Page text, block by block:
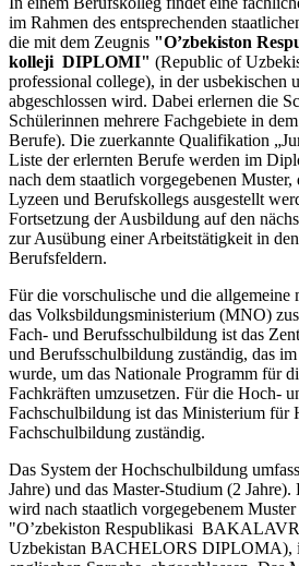
im Rahmen des entsprechenden
die mit dem Zeugnis "O’zbekiston
kolleji DIPLOMI" (Republic of
professional college), in der usbekischen
abgeschlossen wird. Dabei erlernen die
Schülerinnen mehrere Fachgebiete in
Berufe). Die zuerkannte Qualifikation
Liste der erlernten Berufe werden im
nach dem staatlich vorgegebenen
Lyzeen und Berufskollegs ausgestellt
Fortsetzung der Ausbildung auf den
zur Ausübung einer Arbeitstätigkeit in
Berufsfeldern.
Für die vorschulische und die allgemeine
das Volksbildungsministerium (MNO)
Fach- und Berufsschulbildung ist das
und Berufsschulbildung zuständig, das
wurde, um das Nationale Programm für
Fachkräften umzusetzen. Für die Hoch-
Fachschulbildung ist das Ministerium für
Fachschulbildung zuständig.
Das System der Hochschulbildung
Jahre) und das Master-Studium (2
wird nach staatlich vorgegebenem
"O’zbekiston Respublikasi
Uzbekistan BACHELORS DIPLOMA),